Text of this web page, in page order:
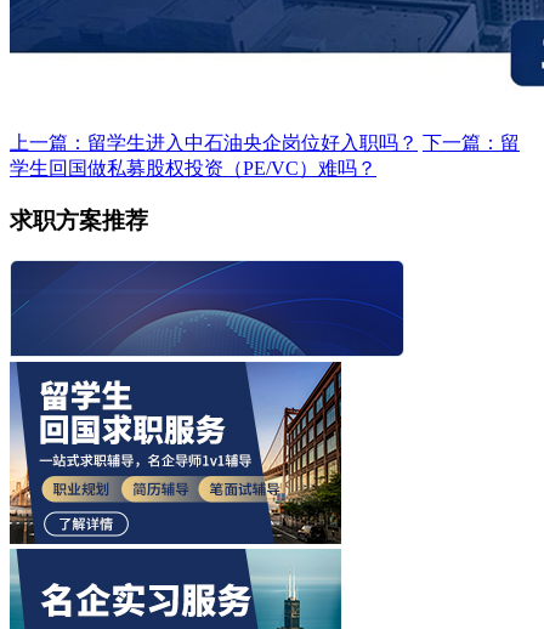
上一篇：留学生进入中石油央企岗位好入职吗？ 下一篇：留
学生回国做私募股权投资（PE/VC）难吗？
求职方案推荐